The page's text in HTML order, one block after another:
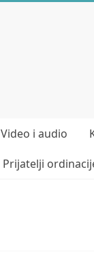
Video i audio
Prijatelji